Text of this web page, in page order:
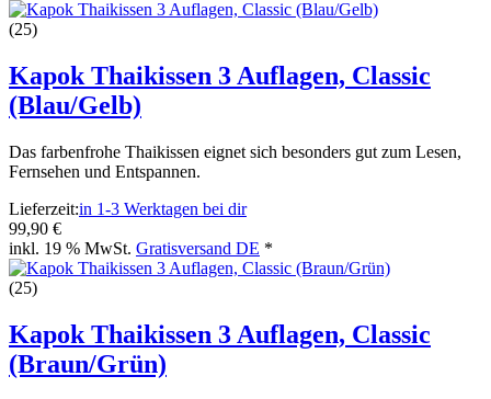
(25)
Kapok Thaikissen 3 Auflagen, Classic
(Blau/Gelb)
Das farbenfrohe Thaikissen eignet sich besonders gut zum Lesen,
Fernsehen und Entspannen.
Lieferzeit:in 1-3 Werktagen bei dir
99,90 €
inkl. 19 % MwSt. Gratisversand DE *
(25)
Kapok Thaikissen 3 Auflagen, Classic
(Braun/Grün)